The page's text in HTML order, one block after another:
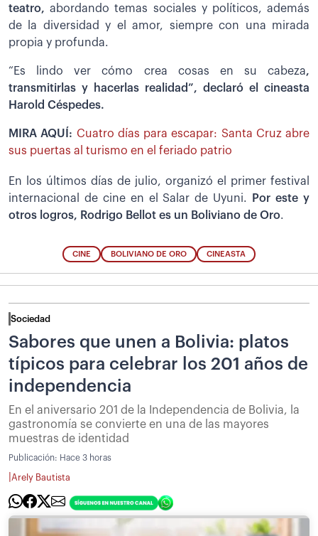
teatro, abordando temas sociales y políticos, además
de la diversidad y el amor, siempre con una mirada
propia y profunda.
“Es lindo ver cómo crea cosas en su cabeza,
transmitirlas y hacerlas realidad”, declaró el cineasta
Harold Céspedes.
MIRA AQUÍ: Cuatro días para escapar: Santa Cruz abre
sus puertas al turismo en el feriado patrio
En los últimos días de julio, organizó el primer festival
internacional de cine en el Salar de Uyuni.
Por este y
otros logros, Rodrigo Bellot es un Boliviano de Oro.
CINE BOLIVIANO DE ORO CINEASTA
Sociedad
Sabores que unen a Bolivia: platos
típicos para celebrar los 201 años de
independencia
En el aniversario 201 de la Independencia de Bolivia, la
gastronomía se convierte en una de las mayores
muestras de identidad
Publicación: Hace 3 horas
Arely Bautista